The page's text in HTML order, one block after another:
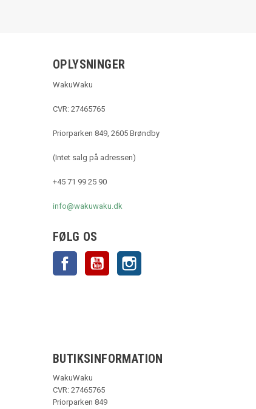
OPLYSNINGER
WakuWaku
CVR: 27465765
Priorparken 849, 2605 Brøndby
(Intet salg på adressen)
+45 71 99 25 90
info@wakuwaku.dk
FØLG OS
Facebook YouTube
BUTIKSINFORMATION
WakuWaku
CVR: 27465765
Priorparken 849